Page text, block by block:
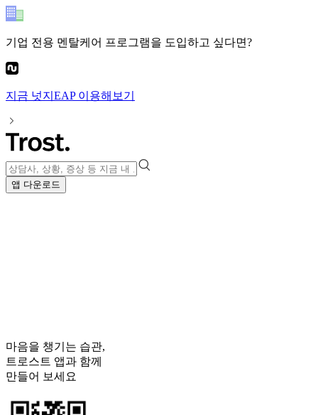
기업 전용 멘탈케어 프로그램을 도입하고 싶다면?
지금 넛지EAP이용해보기
앱 다운로드
마음을 챙기는 습관,
트로스트 앱과 함께
만들어 보세요